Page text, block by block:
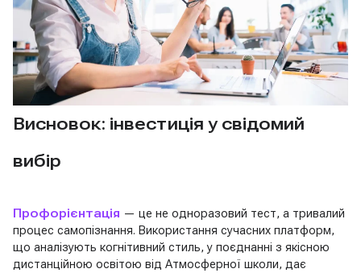
Висновок: інвестиція у свідомий
вибір
Профорієнтація — це не одноразовий тест, а тривалий
процес самопізнання. Використання сучасних платформ,
що аналізують когнітивний стиль, у поєднанні з якісною
дистанційною освітою від Атмосферної школи, дає